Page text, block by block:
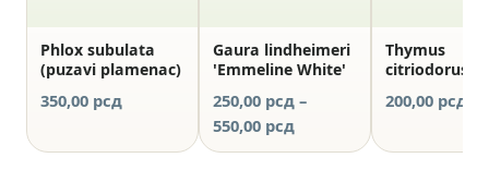
Phlox subulata
(puzavi plamenac)
350,00 рсд
Gaura lindheimeri
'Emmeline White'
250,00 рсд –
550,00 рсд
cena:
Thymus
citriodorus
200,00 рсд